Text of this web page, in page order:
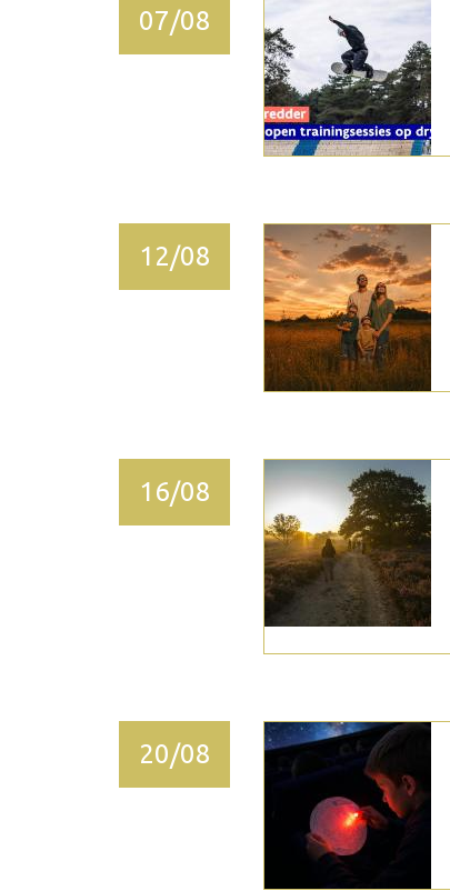
07/08
12/08
16/08
20/08